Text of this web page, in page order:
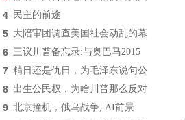
4 民主的前途
5 大陪审团调查美国社会动乱的幕
6 三议川普备忘录:与奥巴马2015
7 精日还是仇日，为毛泽东说句公
8 出生公民权，为啥川普那么反对
9 北京撞机，俄乌战争, AI前景